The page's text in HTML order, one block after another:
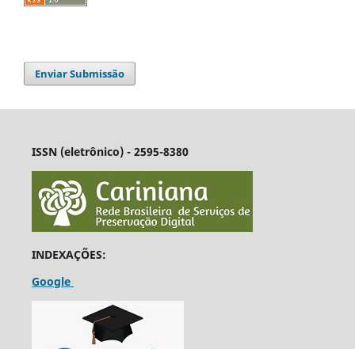
Enviar Submissão
ISSN (eletrônico) - 2595-8380
INDEXAÇÕES:
Google